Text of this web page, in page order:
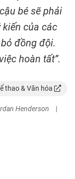
bé sẽ phải
của các
đồng đội.
hoàn tất”.
thao & Văn hóa
Henderson |